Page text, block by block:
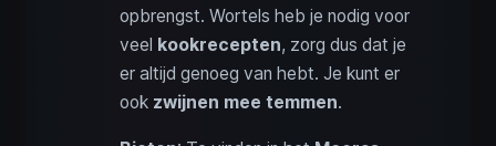
opbrengst. Wortels heb je nodig voor
veel kookrecepten, zorg dus dat je
er altijd genoeg van hebt. Je kunt er
ook zwijnen mee temmen.